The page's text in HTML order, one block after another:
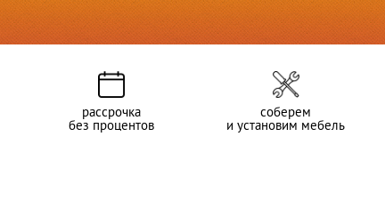
рассрочка
без процентов
соберем
и установим мебель